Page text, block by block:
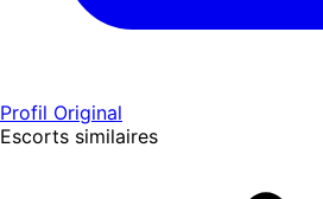
Profil Original
Escorts similaires